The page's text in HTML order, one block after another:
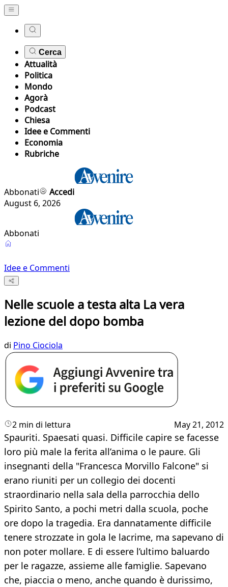
Cerca
Attualità
Politica
Mondo
Agorà
Podcast
Chiesa
Idee e Commenti
Economia
Rubriche
Abbonati
Accedi
August 6, 2026
Abbonati
Idee e Commenti
Nelle scuole a testa alta La vera
lezione del dopo bomba
di Pino Ciociola
2 min di lettura May 21, 2012
Spauriti. Spaesati quasi. Difficile capire se facesse
loro più male la ferita all’anima o le paure. Gli
insegnanti della "Francesca Morvillo Falcone" si
erano riuniti per un collegio dei docenti
straordinario nella sala della parrocchia dello
Spirito Santo, a pochi metri dalla scuola, poche
ore dopo la tragedia. Era dannatamente difficile
tenere strozzate in gola le lacrime, ma sapevano di
non poter mollare. E di essere l’ultimo baluardo
per le ragazze, assieme alle famiglie. Sapevano
che, piaccia o meno, anche quando è durissimo,